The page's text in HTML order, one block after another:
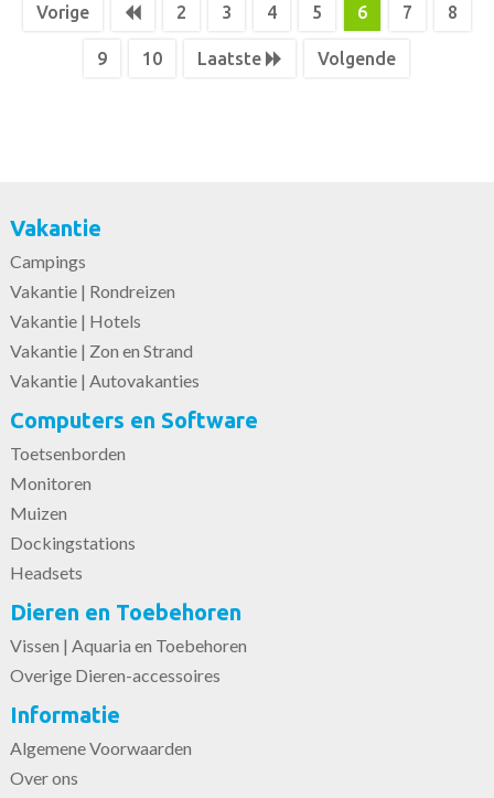
Vorige 2 3 4 5 6 7 8
9 10 Laatste Volgende
Vakantie
Campings
Vakantie | Rondreizen
Vakantie | Hotels
Vakantie | Zon en Strand
Vakantie | Autovakanties
Computers en Software
Toetsenborden
Monitoren
Muizen
Dockingstations
Headsets
Dieren en Toebehoren
Vissen | Aquaria en Toebehoren
Overige Dieren-accessoires
Informatie
Algemene Voorwaarden
Over ons